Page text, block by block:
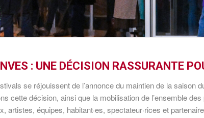
: UNE DÉCISION RASSURANTE
se réjouissent de l’annonce du maintien de la saison
cette décision, ainsi que la mobilisation de l’ensemble
artistes, équipes, habitant·es, spectateur·rices et